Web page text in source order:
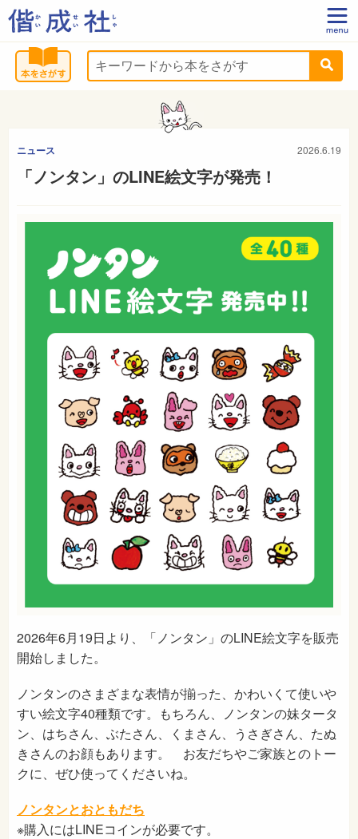
ニュース 2026.6.19
「ノンタン」のLINE絵文字が発売！
2026年6月19日より、「ノンタン」のLINE絵文字を販売
開始しました。
ノンタンのさまざまな表情が揃った、かわいくて使いや
すい絵文字40種類です。もちろん、ノンタンの妹タータ
ン、はちさん、ぶたさん、くまさん、うさぎさん、たぬ
きさんのお顔もあります。 お友だちやご家族とのトー
クに、ぜひ使ってくださいね。
ノンタンとおともだち
※購入にはLINEコインが必要です。